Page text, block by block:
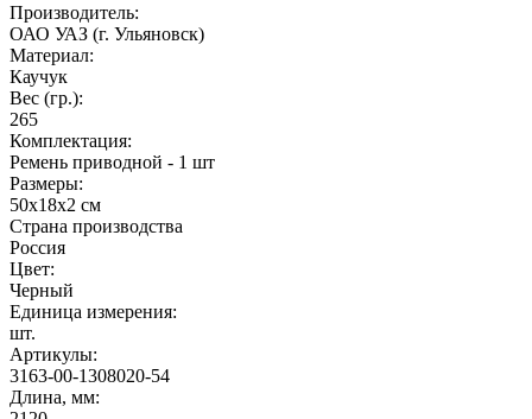
Производитель:
ОАО УАЗ (г. Ульяновск)
Материал:
Каучук
Вес (гр.):
265
Комплектация:
Ремень приводной - 1 шт
Размеры:
50х18х2 см
Страна производства
Россия
Цвет:
Черный
Единица измерения:
шт.
Артикулы:
3163-00-1308020-54
Длина, мм: